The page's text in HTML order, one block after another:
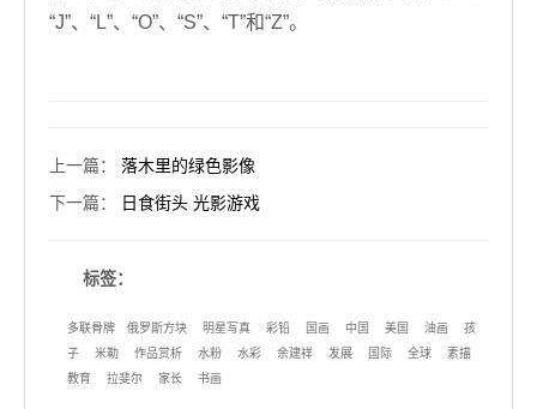
“J”、“L”、“O”、“S”、“T”和“Z”。
上一篇： 落木里的绿色影像
下一篇： 日食街头 光影游戏
标签：
多联骨牌 俄罗斯方块 明星写真 彩铅 国画 中国 美国 油画
孩
子
米勒 作品赏析 水粉 水彩 余建祥 发展 国际 全球
素描
教育
拉斐尔 家长 书画